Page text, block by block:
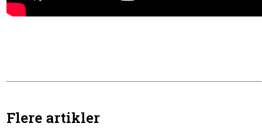
Flere artikler